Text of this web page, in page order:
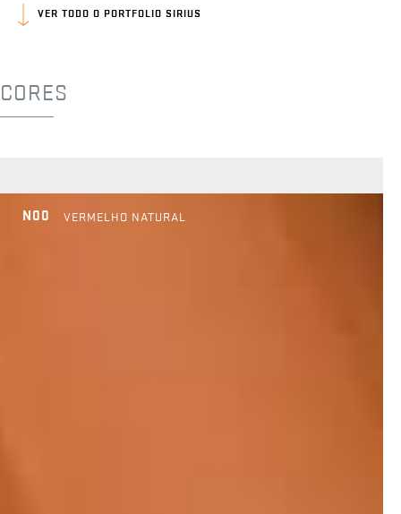
VER TODO O PORTFOLIO SIRIUS
CORES
N00 VERMELHO NATURAL